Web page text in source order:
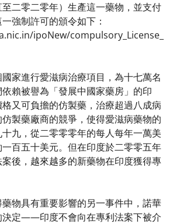
二零二零年）生產這一藥物，並支付
強制許可的頒令如下：
ipoNew/compulsory_License_
家進行愛滋病治療項目，為十七萬名
賴被譽為「發展中國家藥房」的印
又可負擔的仿製藥，治療超過八成病
製藥廠商的競爭，使得愛滋病藥物的
九，從二零零零年的每人每年一萬美
百五十美元。但在印度於二零零五年
後，越來越多的新藥物在印度獲得專
物具有重要影響的另一事件中，諾華
決定——印度不會向在專利法案下被介